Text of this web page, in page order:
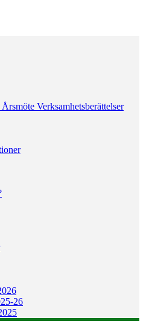
Verksamhetsberättelser
26